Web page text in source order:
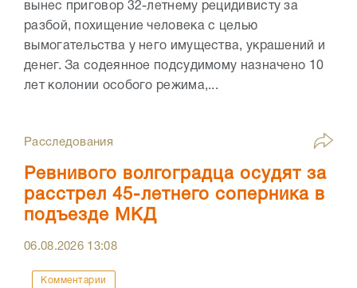
вынес приговор 32-летнему рецидивисту за
разбой, похищение человека с целью
вымогательства у него имущества, украшений и
денег. За содеянное подсудимому назначено 10
лет колонии особого режима,...
Расследования
Ревнивого волгоградца осудят за
расстрел 45-летнего соперника в
подъезде МКД
06.08.2026 13:08
Комментарии